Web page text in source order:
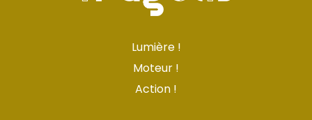
Lumière !
Moteur !
Action !